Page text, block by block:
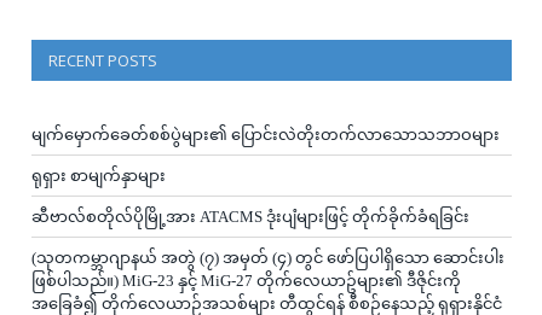
RECENT POSTS
မျက်မှောက်ခေတ်စစ်ပွဲများ၏ ပြောင်းလဲတိုးတက်လာသောသဘာဝများ
ရုရှား စာမျက်နှာများ
ဆီဗာလ်စတိုလ်ပိုမြို့အား ATACMS ဒုံးပျံများဖြင့် တိုက်ခိုက်ခံရခြင်း
(သုတကမ္ဘာဂျာနယ် အတွဲ (၇) အမှတ် (၄) တွင် ဖော်ပြပါရှိသော ဆောင်းပါး
ဖြစ်ပါသည်။) MiG-23 နှင့် MiG-27 တိုက်လေယာဥ်များ၏ ဒီဇိုင်းကို
အခြေခံ၍ တိုက်လေယာဉ်အသစ်များ တီထွင်ရန် စီစဉ်နေသည့် ရုရှားနိုင်ငံ